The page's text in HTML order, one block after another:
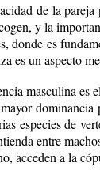
de la
y la
don­de es
es un as­pec­to
mas­cu­li­na es
es­pe­cies de
en­tre
ac­ce­den a la